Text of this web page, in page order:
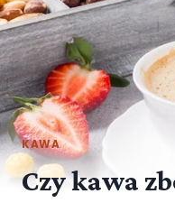
KAWA
Czy kawa